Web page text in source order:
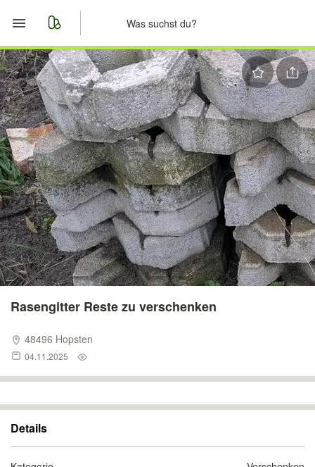
Start
Merkliste
Nachrichten
Anzeige aufgeben
Rasengitter Reste zu verschenken
48496 Hopsten
04.11.2025
Details